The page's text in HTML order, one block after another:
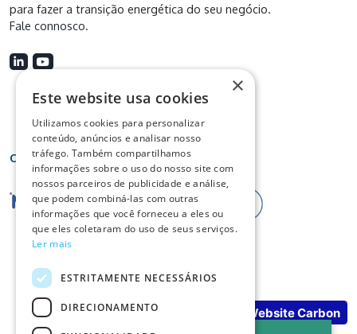
para fazer a transição energética do seu negócio.
Fale connosco.
Certificações
Website Carbon
×
Este website usa cookies
Utilizamos cookies para personalizar
conteúdo, anúncios e analisar nosso
tráfego. Também compartilhamos
informações sobre o uso do nosso site com
nossos parceiros de publicidade e análise,
que podem combiná-las com outras
informações que você forneceu a eles ou
que eles coletaram do uso de seus serviços.
Ler mais
ESTRITAMENTE NECESSÁRIOS
DIRECIONAMENTO